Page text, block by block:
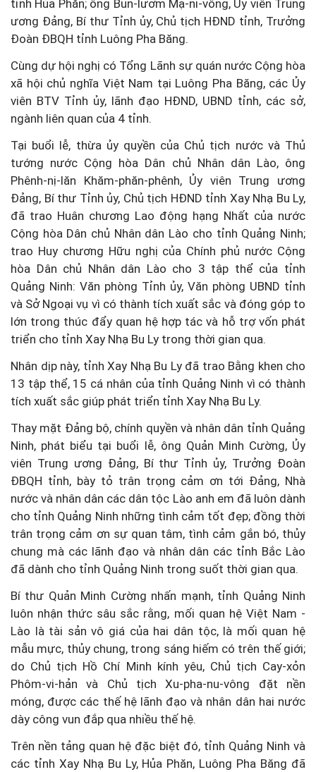
tỉnh Hủa Phăn; ông Bun-lươm Mạ-ni-vông, Ủy viên Trung
ương Đảng, Bí thư Tỉnh ủy, Chủ tịch HĐND tỉnh, Trưởng
Đoàn ĐBQH tỉnh Luông Pha Băng.
Cùng dự hội nghị có Tổng Lãnh sự quán nước Cộng hòa
xã hội chủ nghĩa Việt Nam tại Luông Pha Băng, các Ủy
viên BTV Tỉnh ủy, lãnh đạo HĐND, UBND tỉnh, các sở,
ngành liên quan của 4 tỉnh.
Tại buổi lễ, thừa ủy quyền của Chủ tịch nước và Thủ
tướng nước Cộng hòa Dân chủ Nhân dân Lào, ông
Phênh-nị-lăn Khăm-phăn-phênh, Ủy viên Trung ương
Đảng, Bí thư Tỉnh ủy, Chủ tịch HĐND tỉnh Xay Nhạ Bu Ly,
đã trao Huân chương Lao động hạng Nhất của nước
Cộng hòa Dân chủ Nhân dân Lào cho tỉnh Quảng Ninh;
trao Huy chương Hữu nghị của Chính phủ nước Cộng
hòa Dân chủ Nhân dân Lào cho 3 tập thể của tỉnh
Quảng Ninh: Văn phòng Tỉnh ủy, Văn phòng UBND tỉnh
và Sở Ngoại vụ vì có thành tích xuất sắc và đóng góp to
lớn trong thúc đẩy quan hệ hợp tác và hỗ trợ vốn phát
triển cho tỉnh Xay Nhạ Bu Ly trong thời gian qua.
Nhân dịp này, tỉnh Xay Nhạ Bu Ly đã trao Bằng khen cho
13 tập thể, 15 cá nhân của tỉnh Quảng Ninh vì có thành
tích xuất sắc giúp phát triển tỉnh Xay Nhạ Bu Ly.
Thay mặt Đảng bộ, chính quyền và nhân dân tỉnh Quảng
Ninh, phát biểu tại buổi lễ, ông Quản Minh Cường, Ủy
viên Trung ương Đảng, Bí thư Tỉnh ủy, Trưởng Đoàn
ĐBQH tỉnh, bày tỏ trân trọng cảm ơn tới Đảng, Nhà
nước và nhân dân các dân tộc Lào anh em đã luôn dành
cho tỉnh Quảng Ninh những tình cảm tốt đẹp; đồng thời
trân trọng cảm ơn sự quan tâm, tình cảm gắn bó, thủy
chung mà các lãnh đạo và nhân dân các tỉnh Bắc Lào
đã dành cho tỉnh Quảng Ninh trong suốt thời gian qua.
Bí thư Quản Minh Cường nhấn mạnh, tỉnh Quảng Ninh
luôn nhận thức sâu sắc rằng, mối quan hệ Việt Nam -
Lào là tài sản vô giá của hai dân tộc, là mối quan hệ
mẫu mực, thủy chung, trong sáng hiếm có trên thế giới;
do Chủ tịch Hồ Chí Minh kính yêu, Chủ tịch Cay-xỏn
Phôm-vi-hản và Chủ tịch Xu-pha-nu-vông đặt nền
móng, được các thế hệ lãnh đạo và nhân dân hai nước
dày công vun đắp qua nhiều thế hệ.
Trên nền tảng quan hệ đặc biệt đó, tỉnh Quảng Ninh và
các tỉnh Xay Nhạ Bu Ly, Hủa Phăn, Luông Pha Băng đã